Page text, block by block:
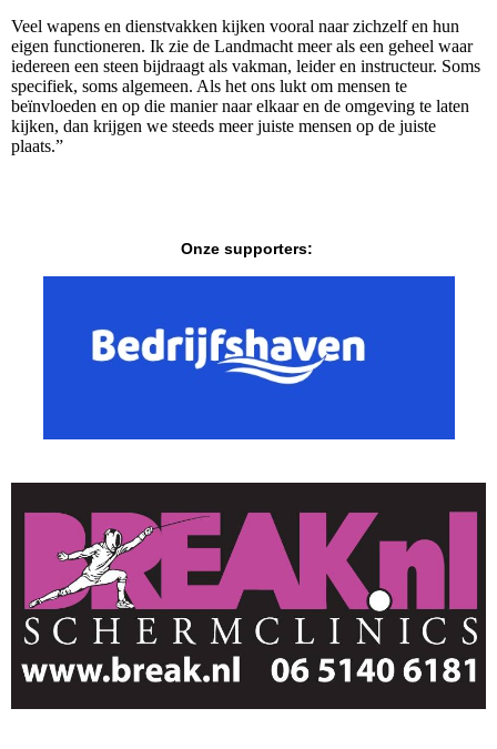
Veel wapens en dienstvakken kijken vooral naar zichzelf en hun
eigen functioneren. Ik zie de Landmacht meer als een geheel waar
iedereen een steen bijdraagt als vakman, leider en instructeur. Soms
specifiek, soms algemeen. Als het ons lukt om mensen te
beïnvloeden en op die manier naar elkaar en de omgeving te laten
kijken, dan krijgen we steeds meer juiste mensen op de juiste
plaats.”
Onze supporters: